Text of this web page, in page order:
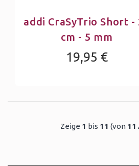
addi CraSyTrio Short -
cm - 5 mm
19,95 €
Zeige 1 bis 11 (von 11